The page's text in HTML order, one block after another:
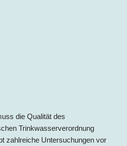
ss die Qualität des
Trinkwasserverordnung
zahlreiche Untersuchungen vor